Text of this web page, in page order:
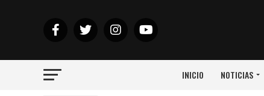
INICIO NOTICIAS